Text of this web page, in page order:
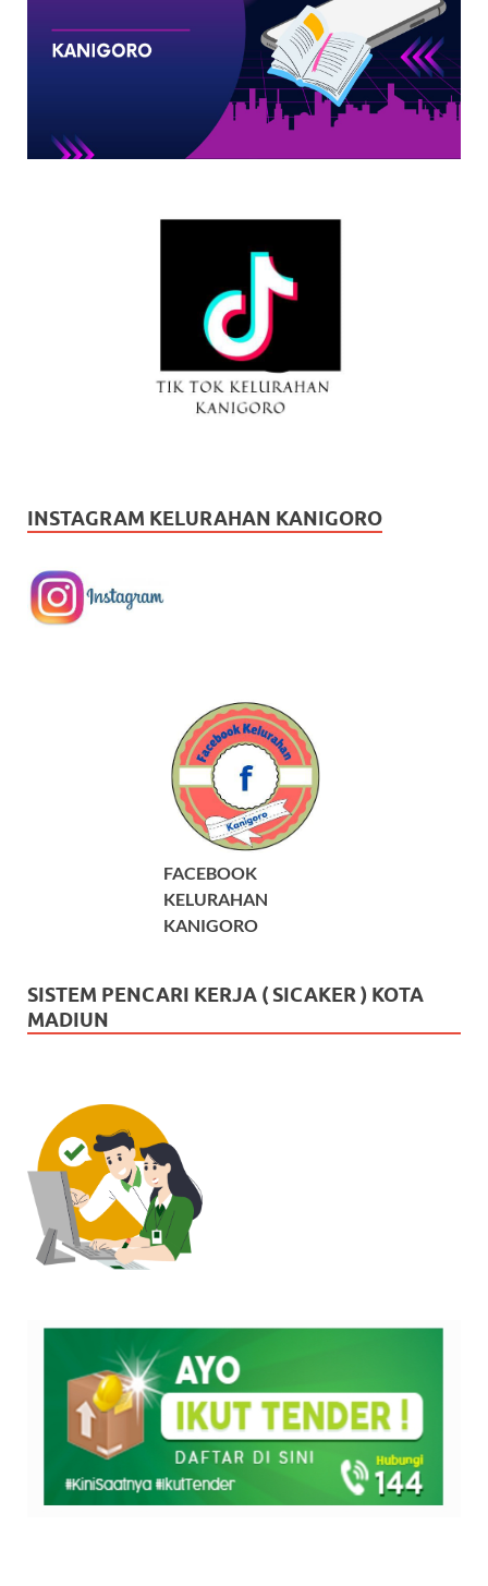
INSTAGRAM KELURAHAN KANIGORO
FACEBOOK
KELURAHAN
KANIGORO
SISTEM PENCARI KERJA ( SICAKER ) KOTA
MADIUN